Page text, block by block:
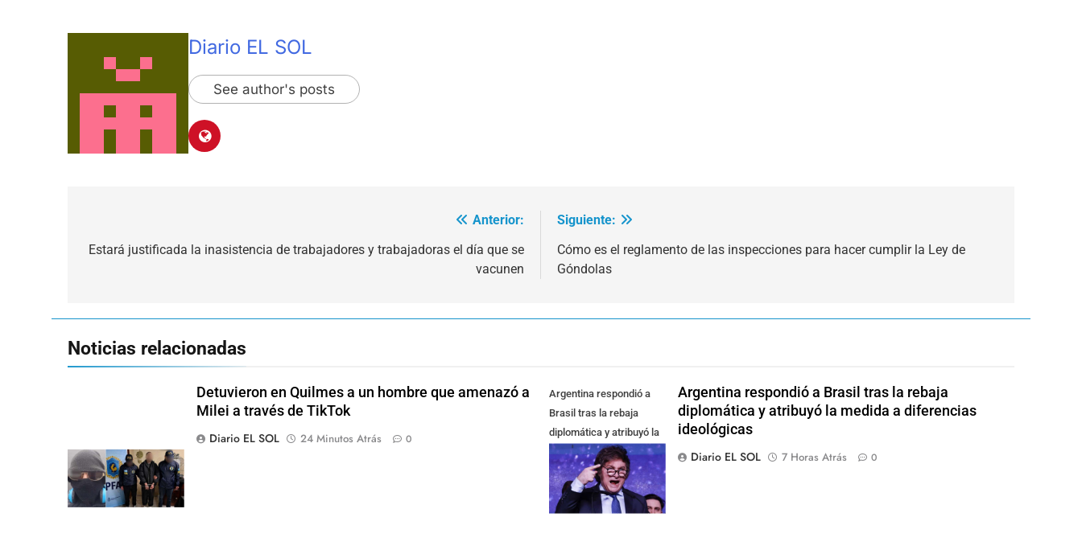
Diario EL SOL
See author's posts
de
Anterior:
Estará justificada la inasistencia de trabajadores y trabajadoras el día que se
vacunen
Siguiente:
Cómo es el reglamento de las inspecciones para hacer cumplir la Ley de
Góndolas
Noticias relacionadas
Detuvieron en Quilmes a un hombre que amenazó a
Milei a través de TikTok
Diario EL SOL
24 Minutos Atrás 0
Argentina respondió a
Brasil tras la rebaja
diplomática y atribuyó la
medida a diferencias
ideológicas
Argentina respondió a Brasil tras la rebaja
diplomática y atribuyó la medida a diferencias
ideológicas
Diario EL SOL
7 Horas Atrás 0